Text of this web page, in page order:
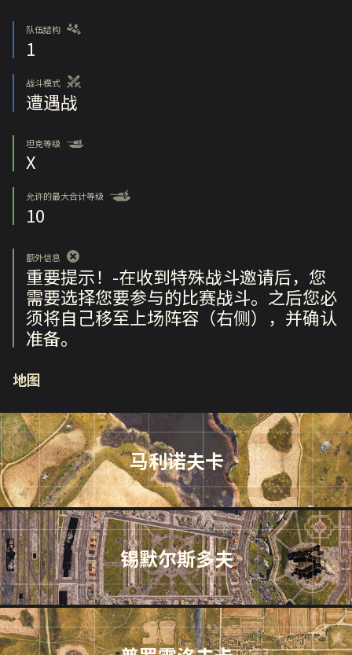
队伍结构
1
战斗模式
遭遇战
坦克等级
X
允许的最大合计等级
10
额外信息
重要提示！-在收到特殊战斗邀请后，您
需要选择您要参与的比赛战斗。之后您必
须将自己移至上场阵容（右侧），并确认
准备。
地图
马利诺夫卡
锡默尔斯多夫